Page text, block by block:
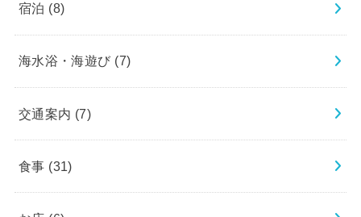
宿泊 (8)
海水浴・海遊び (7)
交通案内 (7)
食事 (31)